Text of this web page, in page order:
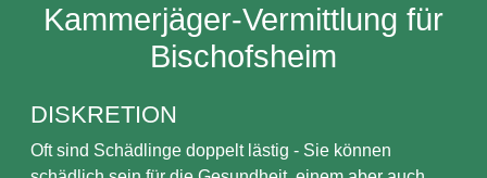
Kammerjäger-Vermittlung für
Bischofsheim
DISKRETION
Oft sind Schädlinge doppelt lästig - Sie können